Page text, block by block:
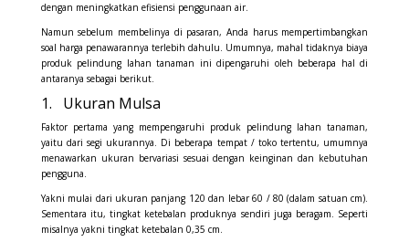
dengan meningkatkan efisiensi penggunaan air.
Namun sebelum membelinya di pasaran, Anda harus mempertimbangkan
soal harga penawarannya terlebih dahulu. Umumnya, mahal tidaknya biaya
produk pelindung lahan tanaman ini dipengaruhi oleh beberapa hal di
antaranya sebagai berikut.
1. Ukuran Mulsa
Faktor pertama yang mempengaruhi produk pelindung lahan tanaman,
yaitu dari segi ukurannya. Di beberapa tempat / toko tertentu, umumnya
menawarkan ukuran bervariasi sesuai dengan keinginan dan kebutuhan
pengguna.
Yakni mulai dari ukuran panjang 120 dan lebar 60 / 80 (dalam satuan cm).
Sementara itu, tingkat ketebalan produknya sendiri juga beragam. Seperti
misalnya yakni tingkat ketebalan 0,35 cm.